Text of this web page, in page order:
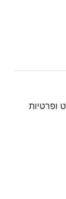
ופרטיות